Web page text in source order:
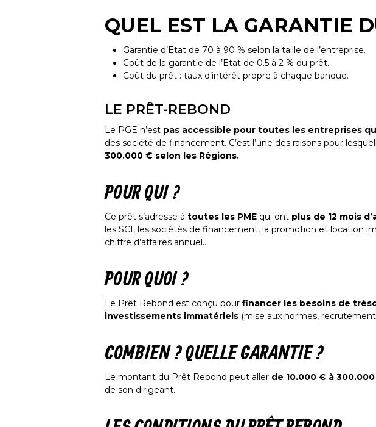
QUEL EST LA GARANTIE
Garantie d’Etat de 70 à 90 % selon la taille de l’entreprise.
Coût de la garantie de l’Etat de 0.5 à 2 % du prêt.
Coût du prêt : taux d’intérêt propre à chaque banque.
LE PRÊT-REBOND
Le PGE n’est pas accessible pour toutes les entreprises
des société de financement. C’est l’une des raisons pour
300.000 € selon les Régions.
POUR QUI ?
Ce prêt s’adresse à toutes les PME qui ont plus de 12 mois
les SCI, les sociétés de financement, la promotion et location
chiffre d’affaires annuel…
POUR QUOI ?
Le Prêt Rebond est conçu pour financer les besoins de
investissements immatériels (mise aux normes,
COMBIEN ? QUELLE GARANTIE ?
Le montant du Prêt Rebond peut aller de 10.000 € à
de son dirigeant.